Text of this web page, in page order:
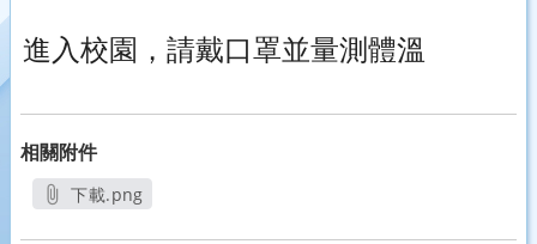
進入校園，請戴口罩並量測體溫
相關附件
下載.png